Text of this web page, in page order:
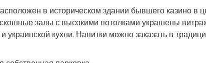
в историческом здании бывшего казино в
залы с высокими потолками украшены
украинской кухни. Напитки можно заказать в